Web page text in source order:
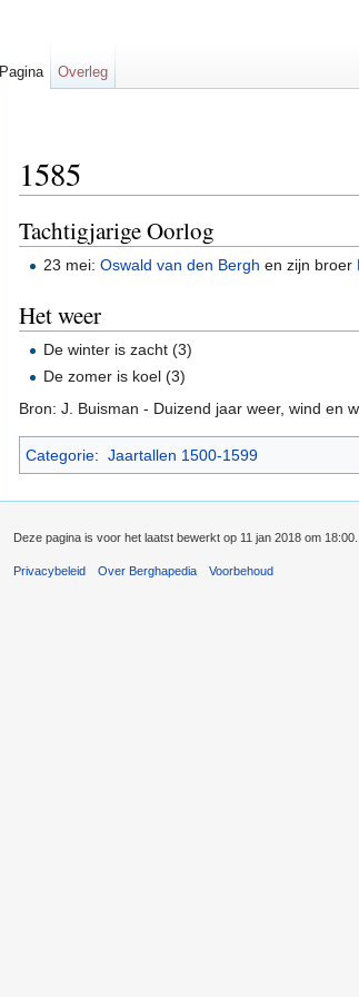
1585
Tachtigjarige Oorlog
23 mei:Oswald van den Bergh en zijn broer
Het weer
De winter is zacht (3)
De zomer is koel (3)
Bron: J. Buisman - Duizend jaar weer, wind en
Categorie: Jaartallen 1500-1599
Pagina Overleg
Deze pagina is voor het laatst bewerkt op 11 jan 2018 om 18:00.
Privacybeleid Over Berghapedia Voorbehoud